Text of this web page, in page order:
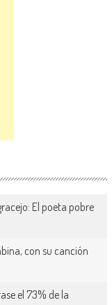
El poeta pobre
con su canción
el 73% de la